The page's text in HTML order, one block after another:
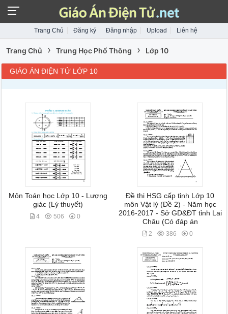
Trang Chủ Đăng ký Đăng nhập Upload Liên hệ
Trang Chủ › Trung Học Phổ Thông › Lớp 10
GIÁO ÁN ĐIỆN TỬ LỚP 10
Môn Toán học Lớp 10 - Lượng
giác (Lý thuyết)
4 506 0
Đề thi HSG cấp tỉnh Lớp 10
môn Vật lý (Đề 2) - Năm học
2016-2017 - Sở GD&ĐT tỉnh Lai
Châu (Có đáp án
2 386 0